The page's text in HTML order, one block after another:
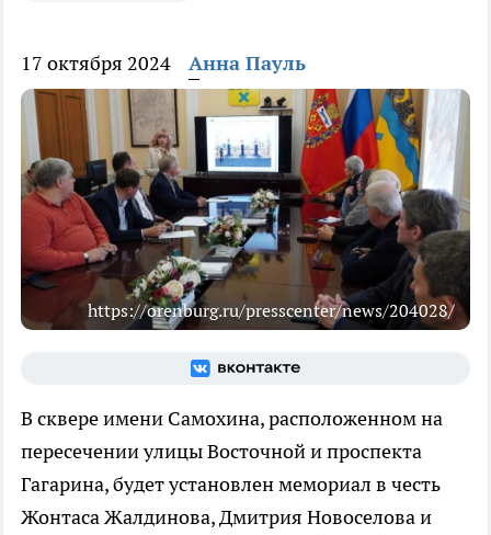
17 октября 2024 Анна Пауль
https://orenburg.ru/presscenter/news/204028/
В сквере имени Самохина, расположенном на
пересечении улицы Восточной и проспекта
Гагарина, будет установлен мемориал в честь
Жонтаса Жалдинова, Дмитрия Новоселова и